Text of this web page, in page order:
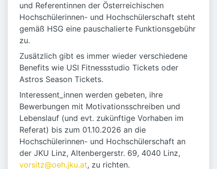
und Referentinnen der Österreichischen
Hochschülerinnen- und Hochschülerschaft steht
gemäß HSG eine pauschalierte Funktionsgebühr
zu.
Zusätzlich gibt es immer wieder verschiedene
Benefits wie USI Fitnessstudio Tickets oder
Astros Season Tickets.
Interessent_innen werden gebeten, ihre
Bewerbungen mit Motivationsschreiben und
Lebenslauf (und evt. zukünftige Vorhaben im
Referat) bis zum 01.10.2026 an die
Hochschülerinnen- und Hochschülerschaft an
der JKU Linz, Altenbergerstr. 69, 4040 Linz,
vorsitz@oeh.jku.at, zu richten.